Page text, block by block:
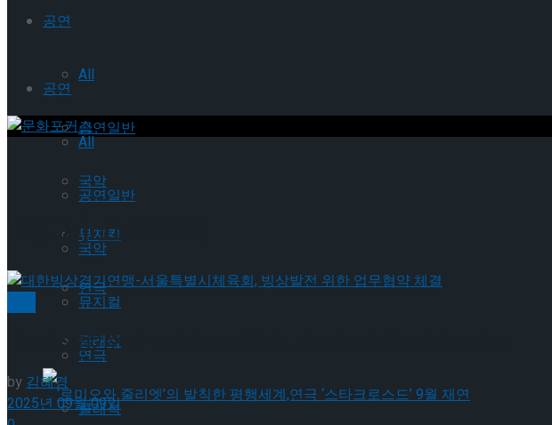
공연
All
공연일반
국악
뮤지컬
연극
클래식
공연
All
공연일반
국악
뮤지컬
연극
클래식
[태그:]쇼트트랙
대한빙상경기연맹-서울특별시체육회, 빙상발전 위한 업무협약 체결
by김혜경
2025년 09월 09일